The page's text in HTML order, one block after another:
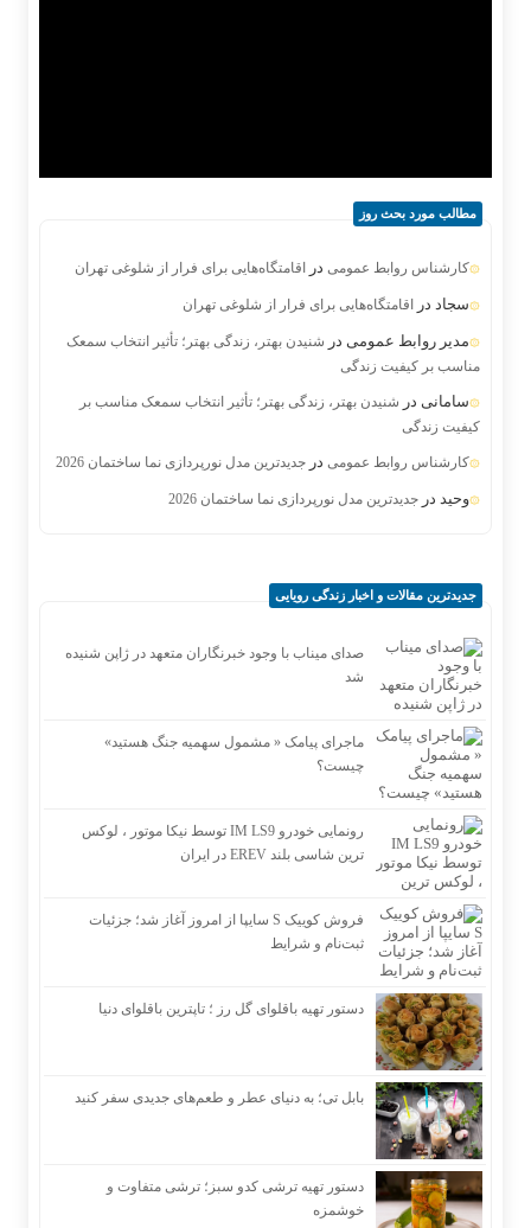
مطالب مورد بحث روز
کارشناس روابط عمومی در اقامتگاه‌هایی برای فرار از شلوغی تهران
سجاد در اقامتگاه‌هایی برای فرار از شلوغی تهران
مدیر روابط عمومی در شنیدن بهتر، زندگی بهتر؛ تأثیر انتخاب سمعک
مناسب بر کیفیت زندگی
سامانی در شنیدن بهتر، زندگی بهتر؛ تأثیر انتخاب سمعک مناسب بر
کیفیت زندگی
کارشناس روابط عمومی در جدیدترین مدل نورپردازی نما ساختمان 2026
وحید در جدیدترین مدل نورپردازی نما ساختمان 2026
جدیدترین مقالات و اخبار زندگی رویایی
صدای میناب با وجود خبرنگاران متعهد در ژاپن شنیده
شد
ماجرای پیامک « مشمول سهمیه جنگ هستید»
چیست؟
رونمایی خودرو IM LS9 توسط نیکا موتور ، لوکس
ترین شاسی بلند EREV در ایران
فروش کوییک S سایپا از امروز آغاز شد؛ جزئیات
ثبت‌نام و شرایط
دستور تهیه باقلوای گل رز ؛ تاپترین باقلوای دنیا
بابل تی؛ به دنیای عطر و طعم‌های جدیدی سفر کنید
دستور تهیه ترشی کدو سبز؛ ترشی متفاوت و
خوشمزه